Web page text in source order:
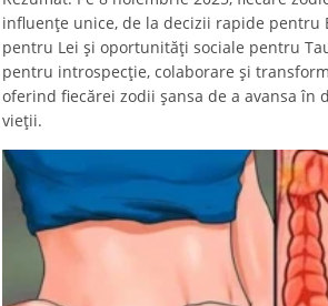
influențe unice, de la decizii rapide pentru
pentru Lei și oportunități sociale pentru
pentru introspecție, colaborare și
oferind fiecărei zodii șansa de a avansa în
vieții.